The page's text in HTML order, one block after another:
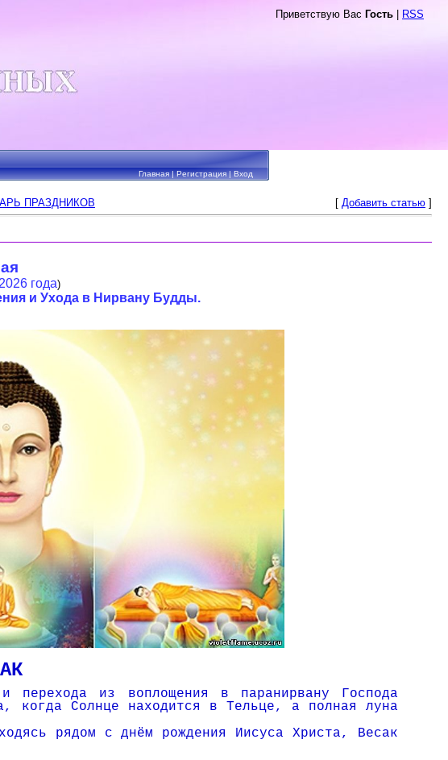
Приветствую Вас Гость RSS
Главная|Регистрация|Вход
ПРАЗДНИКОВ [ Добавить статью ]
года)
и Ухода в НирвануБудды.
перехода из во­площения в паранирвану Господа
когда Солнце находится в Тельце, а полная луна
рядом с днём рождения Иисуса Христа, Весак